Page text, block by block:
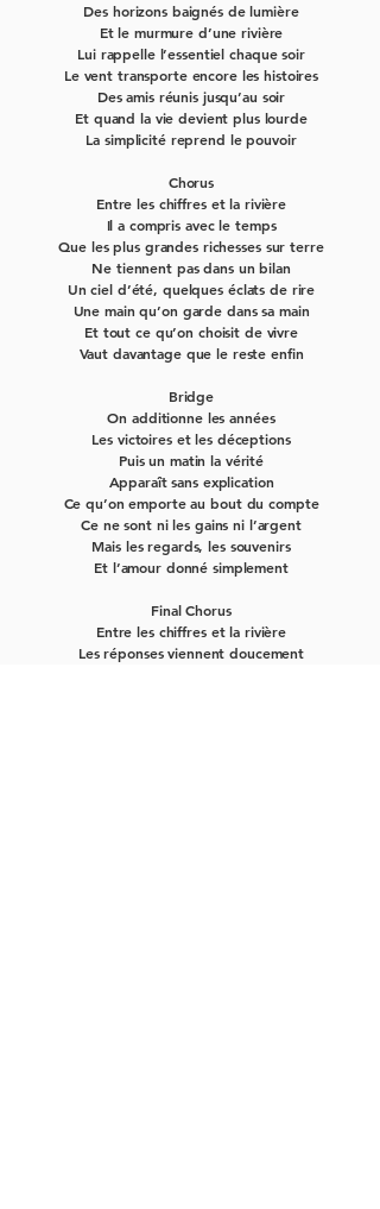
Des horizons baignés de lumière
Et le murmure d’une rivière
Lui rappelle l’essentiel chaque soir
Le vent transporte encore les histoires
Des amis réunis jusqu’au soir
Et quand la vie devient plus lourde
La simplicité reprend le pouvoir
Chorus
Entre les chiffres et la rivière
Il a compris avec le temps
Que les plus grandes richesses sur terre
Ne tiennent pas dans un bilan
Un ciel d’été, quelques éclats de rire
Une main qu’on garde dans sa main
Et tout ce qu’on choisit de vivre
Vaut davantage que le reste enfin
Bridge
On additionne les années
Les victoires et les déceptions
Puis un matin la vérité
Apparaît sans explication
Ce qu’on emporte au bout du compte
Ce ne sont ni les gains ni l’argent
Mais les regards, les souvenirs
Et l’amour donné simplement
Final Chorus
Entre les chiffres et la rivière
Les réponses viennent doucement